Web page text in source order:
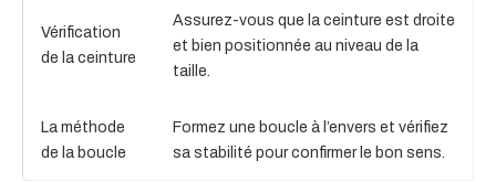
Vérification
de la ceinture
Assurez-vous que la ceinture est droite
et bien positionnée au niveau de la
taille.
La méthode
de la boucle
Formez une boucle à l’envers et vérifiez
sa stabilité pour confirmer le bon sens.